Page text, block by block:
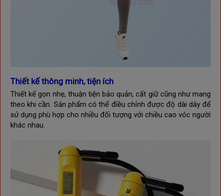
Thiết kế thông minh, tiện ích
Thiết kế gọn nhẹ, thuận tiện bảo quản, cất giữ cũng như mang
theo khi cần. Sản phẩm có thể điều chỉnh được độ dài dây để
sử dụng phù hợp cho nhiều đối tượng với chiều cao vóc người
khác nhau.